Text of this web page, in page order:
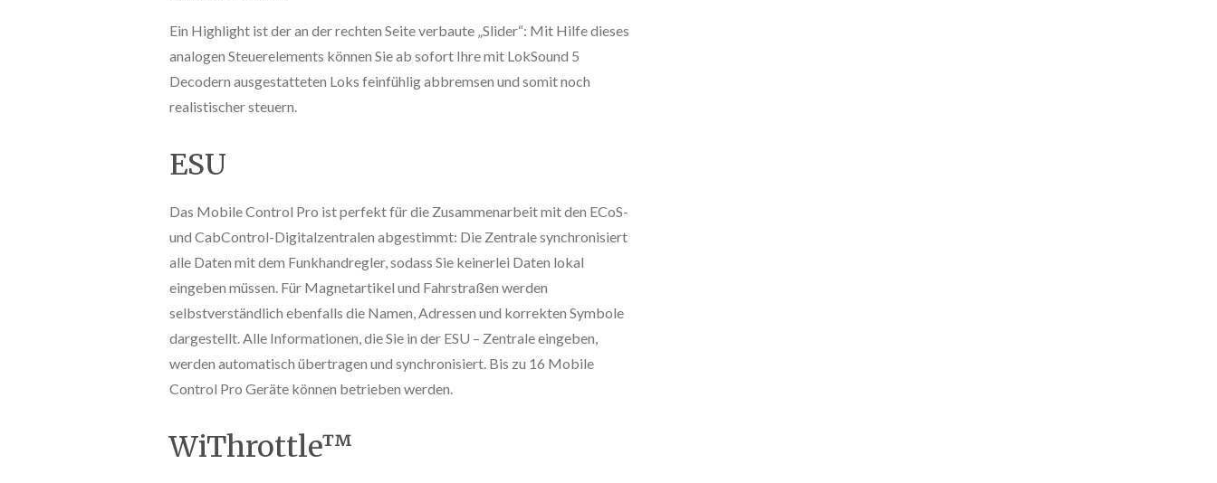
Ein Highlight ist der an der rechten Seite verbaute „Slider“: Mit Hilfe dieses
analogen Steuerelements können Sie ab sofort Ihre mit LokSound 5
Decodern ausgestatteten Loks feinfühlig abbremsen und somit noch
realistischer steuern.
ESU
Das Mobile Control Pro ist perfekt für die Zusammenarbeit mit den ECoS-
und CabControl-Digitalzentralen abgestimmt: Die Zentrale synchronisiert
alle Daten mit dem Funkhandregler, sodass Sie keinerlei Daten lokal
eingeben müssen. Für Magnetartikel und Fahrstraßen werden
selbstverständlich ebenfalls die Namen, Adressen und korrekten Symbole
dargestellt. Alle Informationen, die Sie in der ESU – Zentrale eingeben,
werden automatisch übertragen und synchronisiert. Bis zu 16 Mobile
Control Pro Geräte können betrieben werden.
WiThrottle™